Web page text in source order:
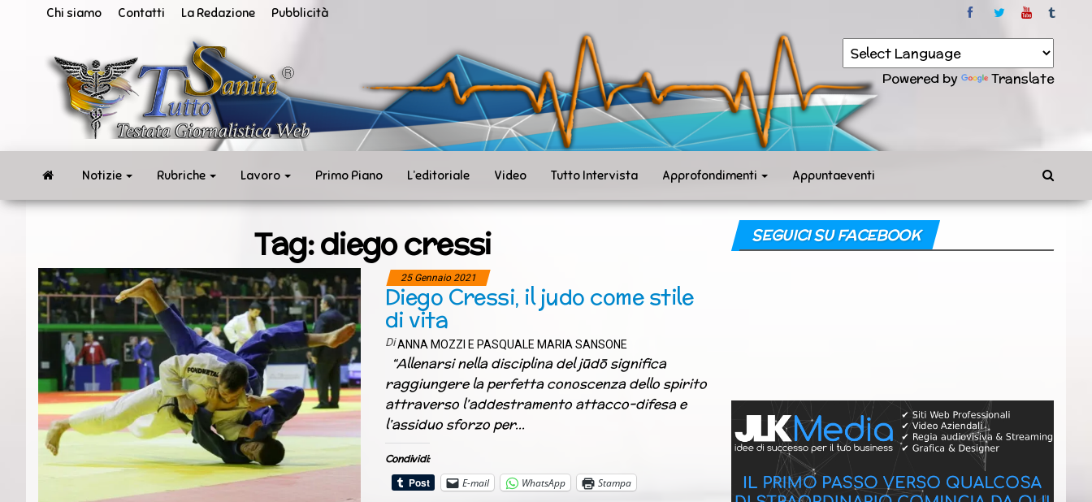
Chi siamo Contatti La Redazione Pubblicità
tempo
reale
Powered by Translate
Notizie Rubriche Lavoro Primo Piano L’editoriale Video Tutto Intervista Approfondimenti Appuntaeventi
Tag:diego cressi
25 Gennaio 2021
Diego Cressi, il judo come stile
di vita
Di ANNA MOZZI E PASQUALE MARIA SANSONE
“Allenarsi nella disciplina del jūdō significa
raggiungere la perfetta conoscenza dello spirito
attraverso l’addestramento attacco-difesa e
l’assiduo sforzo per…
Condividi:
E-mail
WhatsApp Stampa
SEGUICI SU FACEBOOK